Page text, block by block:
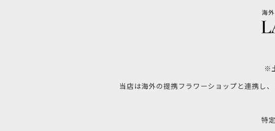
※
当店は海外の提携フラワーショップと連携し
特